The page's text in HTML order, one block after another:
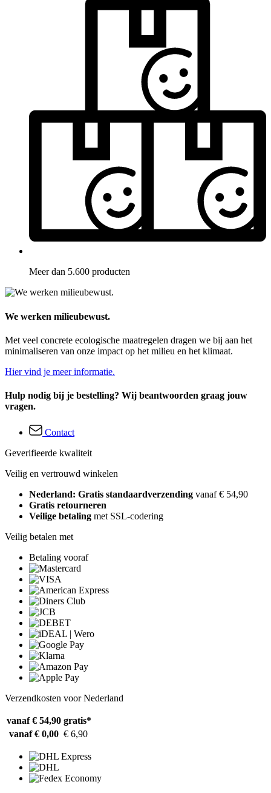
Meer dan 5.600 producten
We werken milieubewust.
Met veel concrete ecologische maatregelen dragen we bij aan het
minimaliseren van onze impact op het milieu en het klimaat.
Hier vind je meer informatie.
Hulp nodig bij je bestelling? Wij beantwoorden graag jouw
vragen.
Contact
Geverifieerde kwaliteit
Veilig en vertrouwd winkelen
Nederland: Gratis standaardverzending vanaf € 54,90
Gratis retourneren
Veilige betaling met SSL-codering
Veilig betalen met
Betaling vooraf
Verzendkosten voor Nederland
vanaf € 54,90 gratis*
vanaf € 0,00 € 6,90